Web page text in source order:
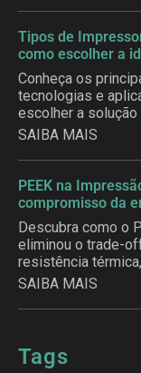
Tipos de
como escolher a
Conheça os
tecnologias e
escolher a solução
SAIBA MAIS
PEEK na
compromisso da
Descubra como o
eliminou o trade-
resistência
SAIBA MAIS
Tags